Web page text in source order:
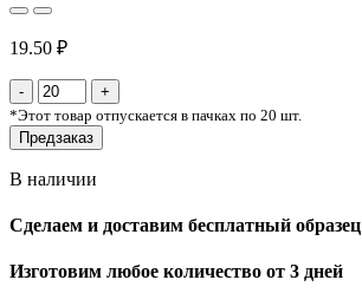
19.50 ₽
*Этот товар отпускается в пачках по 20 шт.
Предзаказ
В наличии
Сделаем и доставим бесплатный образец
Изготовим любое количество от 3 дней